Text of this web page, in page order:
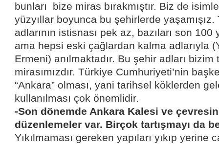
bunları
bize miras bırakmıştır. Biz de
yüzyıllar boyunca bu şehirlerde yaşamışız.
adlarının istisnası pek az, bazıları son 100
ama hepsi eski çağlardan kalma adlarıyla
Ermeni) anılmaktadır. Bu şehir adları bizim
mirasımızdır. Türkiye Cumhuriyeti’nin
“Ankara” olması, yani tarihsel köklerden
kullanılması çok önemlidir.
-Son dönemde Ankara Kalesi ve
düzenlemeler var. Birçok tartışmayı da
Yıkılmaması gereken yapıları yıkıp yerine